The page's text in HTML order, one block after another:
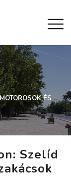
ÉS
Szelíd